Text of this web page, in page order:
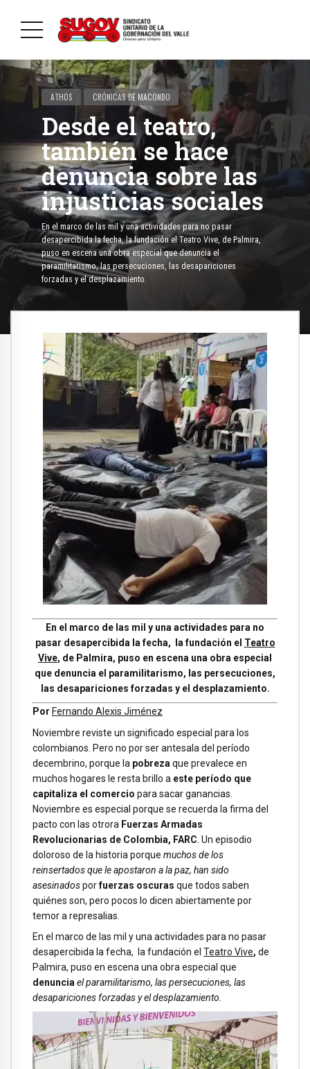
ATHOS CRÓNICAS DE MACONDO
Desde el teatro,
también se hace
denuncia sobre las
injusticias sociales
En el marco de las mil y una actividades para no pasar
desapercibida la fecha, la fundación el Teatro Vive, de Palmira,
puso en escena una obra especial que denuncia el
paramilitarismo, las persecuciones, las desapariciones
forzadas y el desplazamiento.
En el marco de las mil y una actividades para no
pasar desapercibida la fecha, la fundación el Teatro
Vive, de Palmira, puso en escena una obra especial
que denuncia el paramilitarismo, las persecuciones,
las desapariciones forzadas y el desplazamiento.
Por Fernando Alexis Jiménez
Noviembre reviste un significado especial para los
colombianos. Pero no por ser antesala del período
decembrino, porque la pobreza que prevalece en
muchos hogares le resta brillo a este período que
capitaliza el comercio para sacar ganancias.
Noviembre es especial porque se recuerda la firma del
pacto con las otrora Fuerzas Armadas
Revolucionarias de Colombia, FARC . Un episodio
doloroso de la historia porque muchos de los
reinsertados que le apostaron a la paz, han sido
asesinadosporfuerzas oscuras que todos saben
quiénes son, pero pocos lo dicen abiertamente por
temor a represalias.
En el marco de las mil y una actividades para no pasar
desapercibida la fecha, la fundación el Teatro Vive, de
Palmira, puso en escena una obra especial que
denunciael paramilitarismo, las persecuciones, las
desapariciones forzadas y el desplazamiento.